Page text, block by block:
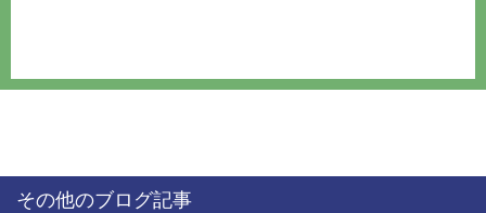
その他のブログ記事